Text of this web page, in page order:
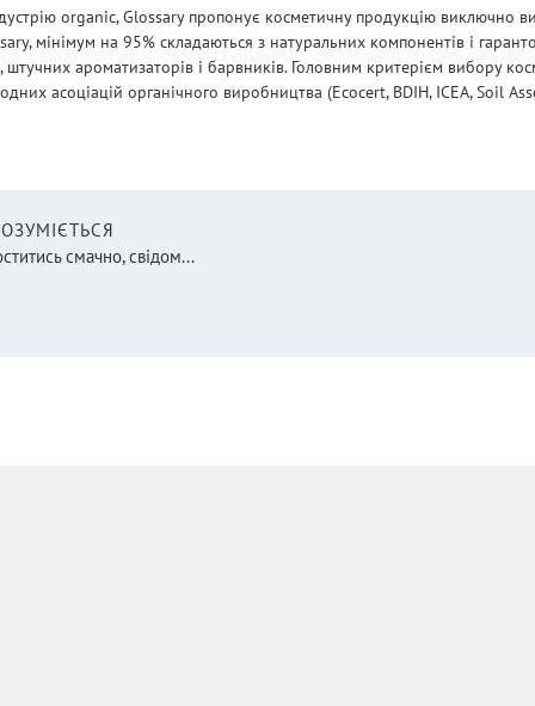
organic, Glossary пропонує косметичну продукцію виключно
мінімум на 95% складаються з натуральних компонентів і
ароматизаторів і барвників. Головним критерієм вибору
асоціацій органічного виробництва (Ecocert, BDIH, ICEA, Soil
смачно, свідом...